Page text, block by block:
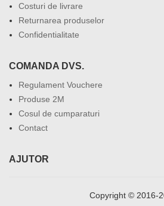
Costuri de livrare
Returnarea produselor
Confidentialitate
COMANDA DVS.
Regulament Vouchere
Produse 2M
Cosul de cumparaturi
Contact
AJUTOR
Copyright © 2016-